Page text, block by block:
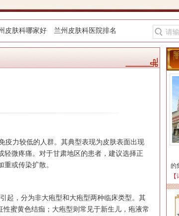
皮肤科哪家好 兰州皮肤科医院排名
力较低的人群。其典型表现为皮肤表面出现
微疼痛。对于甘肃地区的患者，建议选择正
或传染扩散。
起，分为非大疱型和大疱型两种临床类型。其
蜜黄色结痂；大疱型则常见于新生儿，疱液常
的